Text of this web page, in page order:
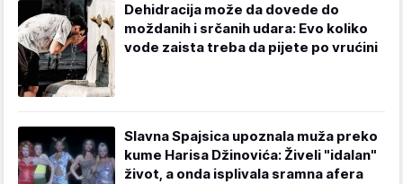
Dehidracija može da dovede do
moždanih i srčanih udara: Evo koliko
vode zaista treba da pijete po vrućini
Slavna Spajsica upoznala muža preko
kume Harisa Džinovića: Živeli "idalan"
život, a onda isplivala sramna afera